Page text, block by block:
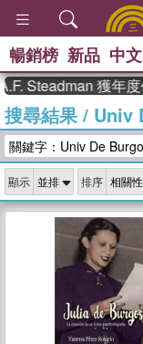
暢銷榜 新品 中文
Steadman 獲年度
搜尋結果/ Univ
關鍵字：Univ De
顯示 排序